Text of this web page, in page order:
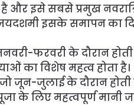
और इसे सबसे प्रमुख
इसके समापन का
फरवरी के दौरान होती
का विशेष महत्व होता है।
जून-जुलाई के दौरान होती
के लिए महत्वपूर्ण मानी